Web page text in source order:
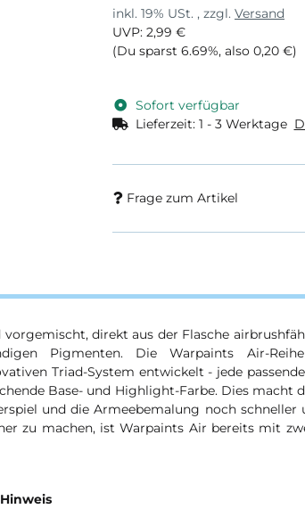
inkl. 19% USt. , zzgl. Versand
UVP: 2,99 €
(Du sparst 6.69%, also 0,20 €)
Sofort verfügbar
Lieferzeit: 1 - 3 Werktage
Frage zum Artikel
direkt aus der Flasche
Pigmenten. Die Warpaints Air-
Triad-System entwickelt - jede
Base- und Highlight-Farbe. Dies macht
und die Armeebemalung noch schneller
zu machen, ist Warpaints Air bereits mit